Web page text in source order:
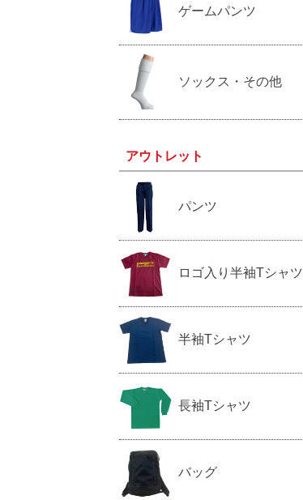
ゲームパンツ
ソックス・その他
アウトレット
パンツ
ロゴ入り半袖Tシャツ
半袖Tシャツ
長袖Tシャツ
バッグ